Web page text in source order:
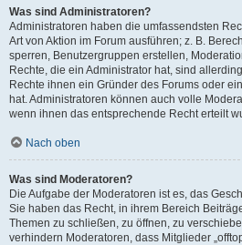
Was sind Administratoren?
Administratoren haben die umfassendsten
Art von Aktion im Forum ausführen; z. B.
sperren, Benutzergruppen erstellen,
Rechte, die ein Administrator hat, sind
Rechte ihnen ein Gründer des Forums oder
hat. Administratoren können auch volle
wenn ihnen das entsprechende Recht erteilt
Nach oben
Was sind Moderatoren?
Die Aufgabe der Moderatoren ist es, das
Sie haben das Recht, in ihrem Bereich
Themen zu schließen, zu öffnen, zu
verhindern Moderatoren, dass Mitglieder